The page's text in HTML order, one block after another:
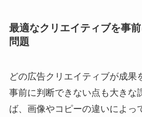
最適なクリエイティブを事
問題
どの広告クリエイティブが成果
事前に判断できない点も大きな
ば、画像やコピーの違いによっ